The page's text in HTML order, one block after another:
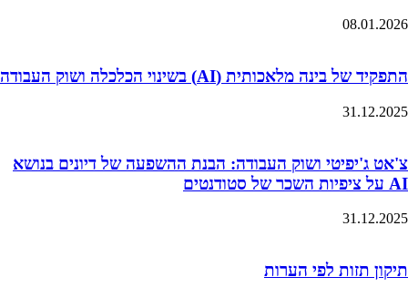
08.01.2026
התפקיד של בינה מלאכותית (AI) בשינוי הכלכלה ושוק העבודה
31.12.2025
צ'אט ג'יפיטי ושוק העבודה: הבנת ההשפעה של דיונים בנושא
AI על ציפיות השכר של סטודנטים
31.12.2025
תיקון תזות לפי הערות